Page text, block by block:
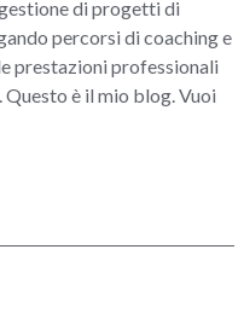
di progetti di
percorsi di coaching e
prestazioni professionali
è il mio blog. Vuoi